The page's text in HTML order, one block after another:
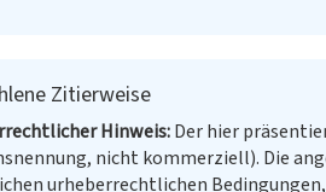
Zitierweise
Hinweis Der hier
nicht kommerziell). Die
urheberrechtlichen Bedingungen,